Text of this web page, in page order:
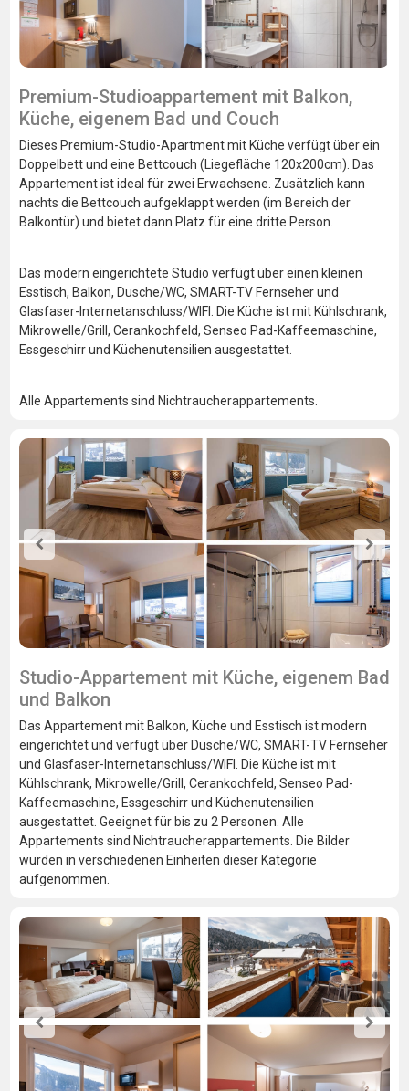
Premium-Studioappartement mit Balkon,
Küche, eigenem Bad und Couch
Dieses Premium-Studio-Apartment mit Küche verfügt über ein
Doppelbett und eine Bettcouch (Liegefläche 120x200cm). Das
Appartement ist ideal für zwei Erwachsene. Zusätzlich kann
nachts die Bettcouch aufgeklappt werden (im Bereich der
Balkontür) und bietet dann Platz für eine dritte Person.
Das modern eingerichtete Studio verfügt über einen kleinen
Esstisch, Balkon, Dusche/WC, SMART-TV Fernseher und
Glasfaser-Internetanschluss/WIFI. Die Küche ist mit Kühlschrank,
Mikrowelle/Grill, Cerankochfeld, Senseo Pad-Kaffeemaschine,
Essgeschirr und Küchenutensilien ausgestattet.
Alle Appartements sind Nichtraucherappartements.
Studio-Appartement mit Küche, eigenem Bad
und Balkon
Das Appartement mit Balkon, Küche und Esstisch ist modern
eingerichtet und verfügt über Dusche/WC, SMART-TV Fernseher
und Glasfaser-Internetanschluss/WIFI. Die Küche ist mit
Kühlschrank, Mikrowelle/Grill, Cerankochfeld, Senseo Pad-
Kaffeemaschine, Essgeschirr und Küchenutensilien
ausgestattet. Geeignet für bis zu 2 Personen. Alle
Appartements sind Nichtraucherappartements. Die Bilder
wurden in verschiedenen Einheiten dieser Kategorie
aufgenommen.